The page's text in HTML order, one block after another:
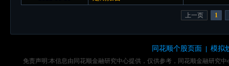
上一页 1
同花顺个股页面 模拟
免责声明:本信息由同花顺金融研究中心提供，仅供参考，同花顺金融研究